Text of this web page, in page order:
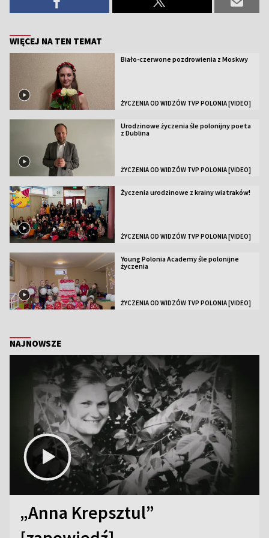
WIĘCEJ NA TEN TEMAT
Biało-czerwone pozdrowienia z Moskwy
ŻYCZENIA OD WIDZÓW TVP POLONIA [VIDEO]
Urodzinowe życzenia śle polonijny poeta
z Dublina
ŻYCZENIA OD WIDZÓW TVP POLONIA [VIDEO]
Życzenia urodzinowe z krainy wiatraków!
ŻYCZENIA OD WIDZÓW TVP POLONIA [VIDEO]
Young Polonia Academy śle polonijne
życzenia
ŻYCZENIA OD WIDZÓW TVP POLONIA [VIDEO]
NAJNOWSZE
„Anna Krepsztul”